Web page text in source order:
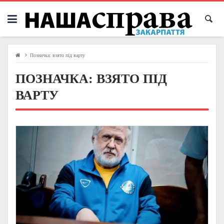
Skip
content
Позначка: взято під варту
ПОЗНАЧКА: ВЗЯТО ПІД
ВАРТУ